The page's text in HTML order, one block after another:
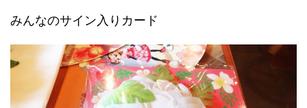
みんなのサイン入りカード